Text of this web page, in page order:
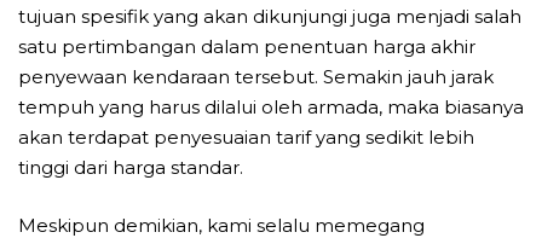
tujuan spesifik yang akan dikunjungi juga menjadi salah
satu pertimbangan dalam penentuan harga akhir
penyewaan kendaraan tersebut. Semakin jauh jarak
tempuh yang harus dilalui oleh armada, maka biasanya
akan terdapat penyesuaian tarif yang sedikit lebih
tinggi dari harga standar.
Meskipun demikian, kami selalu memegang